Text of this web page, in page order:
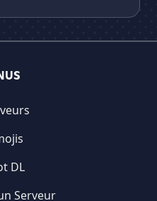
DL
Serveur